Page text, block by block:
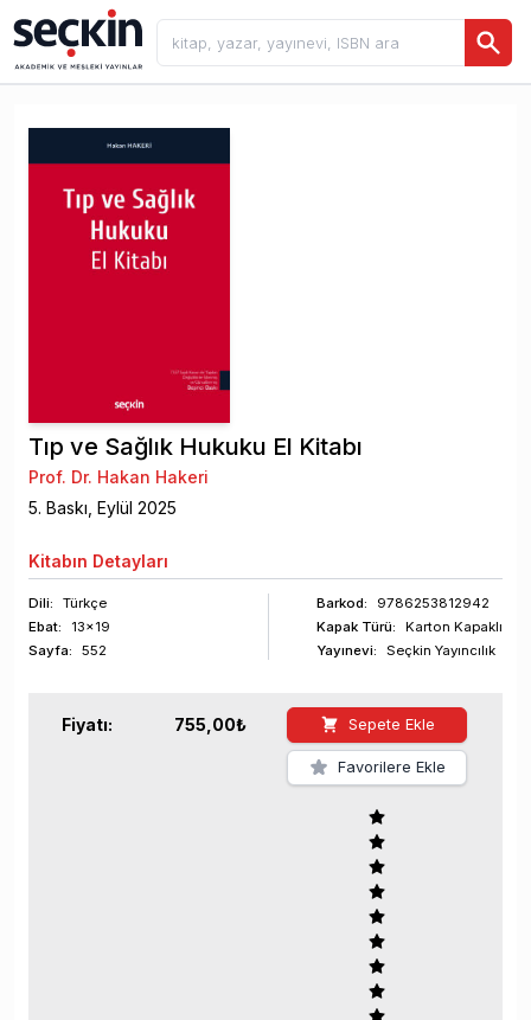
Tıp ve Sağlık Hukuku El Kitabı
Prof. Dr. Hakan Hakeri
5. Baskı, Eylül 2025
Kitabın Detayları
Dili:
Türkçe
Ebat:
13x19
Sayfa: 552
Barkod:
9786253812942
Kapak Türü:
Karton Kapaklı
Yayınevi:
Seçkin Yayıncılık
Fiyatı: 755,00₺ Sepete Ekle
Favorilere Ekle